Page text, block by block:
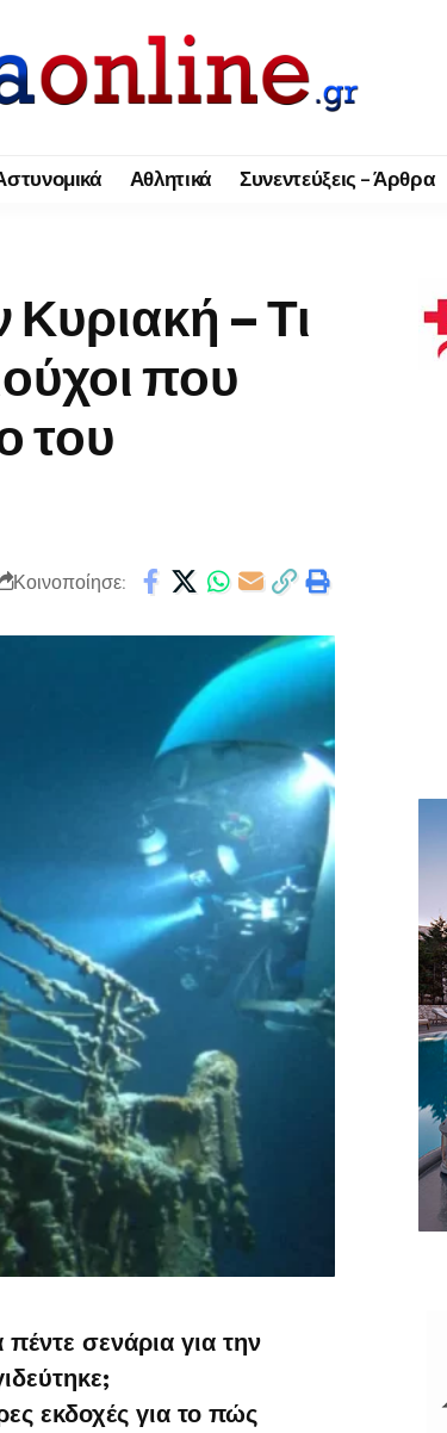
Αθλητικά Συνεντεύξεις – Άρθρα
– Τι
που
του
Κοινοποίησε:
σενάρια για την
εκδοχές για το πώς